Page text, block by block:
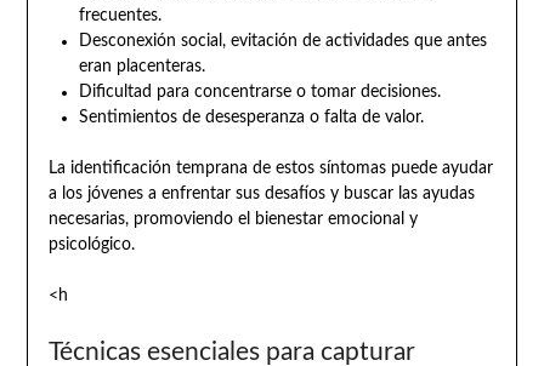
frecuentes.
Desconexión social, evitación de actividades que antes
eran placenteras.
Dificultad para concentrarse o tomar decisiones.
Sentimientos de desesperanza o falta de valor.
La identificación temprana de estos síntomas puede ayudar
a los jóvenes a enfrentar sus desafíos y buscar las ayudas
necesarias, promoviendo el bienestar emocional y
psicológico.
<h
Técnicas esenciales para capturar